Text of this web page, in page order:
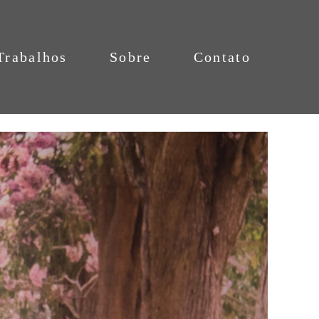
Sobre Contato